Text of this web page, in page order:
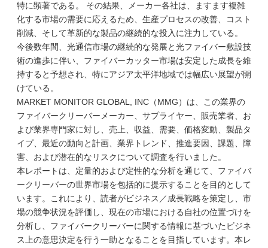
特に顕著である。 その結果、メーカー各社は、ますます複雑
化する市場の需要に応えるため、生産プロセスの改善、コスト
削減、そして革新的な製品の継続的な投入に注力している。
今後数年間、光通信市場の継続的な発展と光ファイバー敷設技
術の進歩に伴い、ファイバーカッター市場は安定した成長を維
持すると予想され、特にアジア太平洋地域では幅広い展望が開
けている。
MARKET MONITOR GLOBAL, INC（MMG）は、この業界の
ファイバークリーバーメーカー、サプライヤー、販売業者、お
よび業界専門家に対し、売上、収益、需要、価格変動、製品タ
イプ、最近の動向と計画、業界トレンド、推進要因、課題、障
害、および潜在的なリスクについて調査を行いました。
本レポートは、定量的および定性的な分析を通じて、ファイバ
ークリーバーの世界市場を包括的に提示することを目的として
います。これにより、読者がビジネス／成長戦略を策定し、市
場の競争状況を評価し、現在の市場における自社の位置づけを
分析し、ファイバークリーバーに関する情報に基づいたビジネ
ス上の意思決定を行う一助となることを目指しています。本レ